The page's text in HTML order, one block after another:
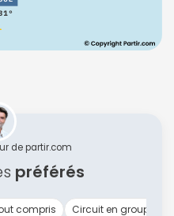
de partir.com
préférés
compris Circuit en groupe